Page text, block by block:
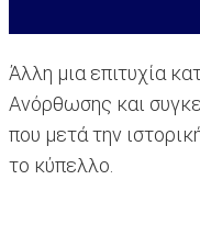
Άλλη μια επιτυχία
Ανόρθωσης και
που μετά την
το κύπελλο.